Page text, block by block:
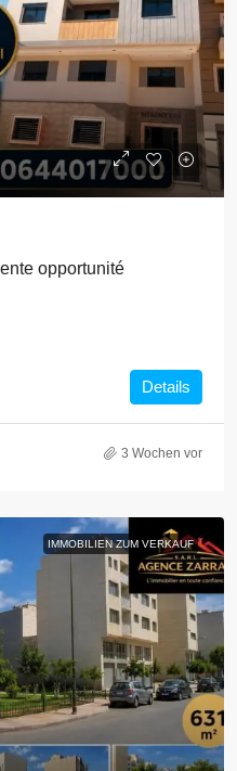
opportunité
Details
3 Wochen vor
IMMOBILIEN ZUM VERKAUF